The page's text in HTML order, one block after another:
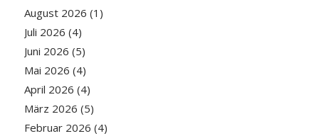
August 2026 (1)
Juli 2026 (4)
Juni 2026 (5)
Mai 2026 (4)
April 2026 (4)
März 2026 (5)
Februar 2026 (4)